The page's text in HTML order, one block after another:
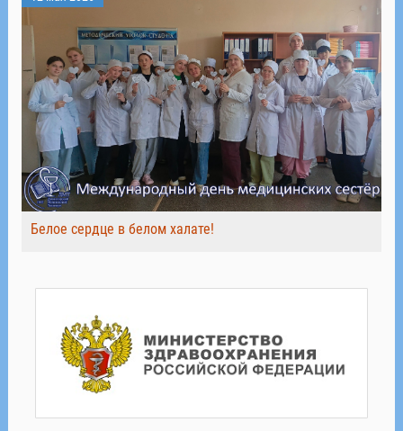
Белое сердце в белом халате!